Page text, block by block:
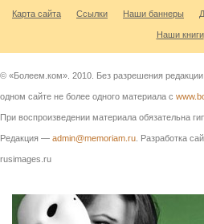
Карта сайта Ссылки Наши баннеры
Наши книги
© «Болеем.ком». 2010. Без разрешения редакции
одном сайте не более одного материала с
При воспроизведении материала обязательна
Редакция — admin@memoriam.ru . Разработка
rusimages.ru